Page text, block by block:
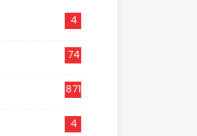
4
74
871
4